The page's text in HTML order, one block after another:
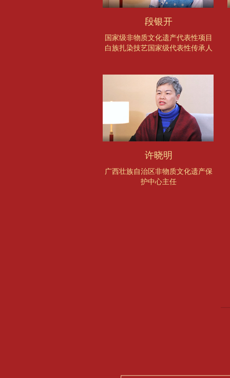
段银开
国家级非物质文化遗产代表性项目
白族扎染技艺国家级代表性传承人
许晓明
广西壮族自治区非物质文化遗产保
护中心主任